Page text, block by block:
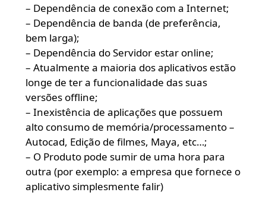
– Dependência de conexão com a Internet;
– Dependência de banda (de preferência,
bem larga);
– Dependência do Servidor estar online;
– Atualmente a maioria dos aplicativos estão
longe de ter a funcionalidade das suas
versões offline;
– Inexistência de aplicações que possuem
alto consumo de memória/processamento –
Autocad, Edição de filmes, Maya, etc…;
– O Produto pode sumir de uma hora para
outra (por exemplo: a empresa que fornece o
aplicativo simplesmente falir)